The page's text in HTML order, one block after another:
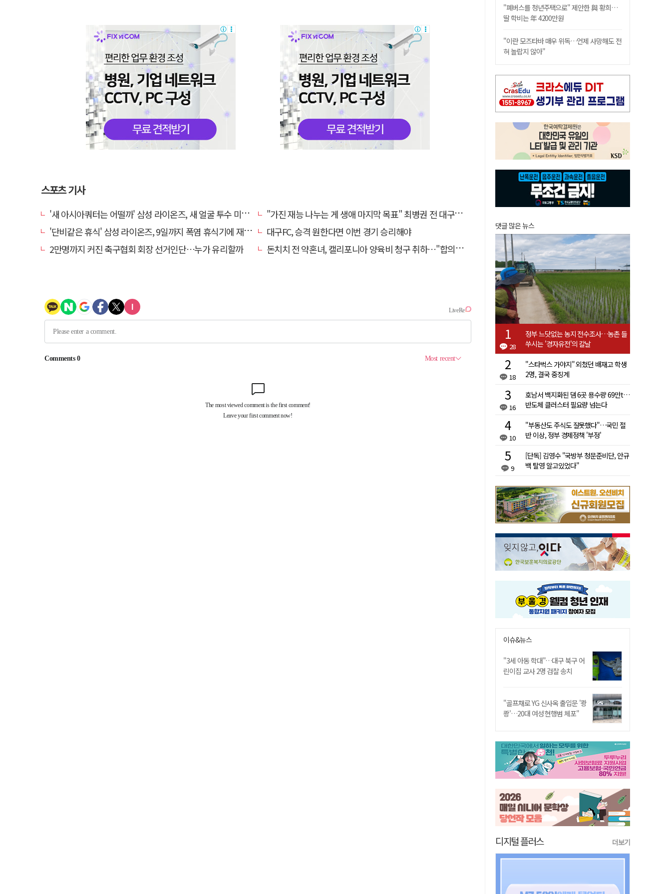
스포츠 기사
'새 아시아쿼터는 어떨까' 삼성 라이온즈, 새 얼굴 투수 미야모리 영입
"가진 재능 나누는 게 생애 마지막 목표" 최병권 전 대구체고 복싱 감독
'단비같은 휴식' 삼성 라이온즈, 9일까지 폭염 휴식기에 재정비
대구FC, 승격 원한다면 이번 경기 승리해야
2만명까지 커진 축구협회 회장 선거인단…누가 유리할까
돈치치 전 약혼녀, 캘리포니아 양육비 청구 취하…"합의로 해결"
"폐버스를 청년주택으로" 제안한 與 황희…
딸 학비는 年 4200만원
"이란 모즈타바 매우 위독…언제 사망해도 전
혀 놀랍지 않아"
댓글 많은 뉴스
28
정부 느닷없는 농지 전수조사…농촌 들
쑤시는 '경자유전'의 칼날
18
"스타벅스 가야지" 외쳤던 배재고 학생
2명, 결국 중징계
16
호남서 백지화된 댐 6곳 용수량 69만t…
반도체 클러스터 필요량 넘는다
10
"부동산도 주식도 잘못했다"…국민 절
반 이상, 정부 경제정책 '부정'
9
[단독] 김영수 "국방부 청문준비단, 안규
백 탈영 알고있었다"
이슈&뉴스
"3세 아동 학대"…대구 북구 어
린이집 교사 2명 검찰 송치
"골프채로 YG 신사옥 출입문 '쾅
쾅'…20대 여성 현행범 체포"
디지털 플러스 더보기